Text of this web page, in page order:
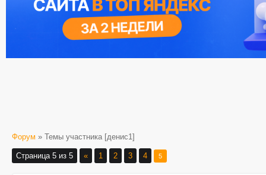
Форум » Темы участника [денис1]
Страница 5 из 5 « 1 2 3 4 5